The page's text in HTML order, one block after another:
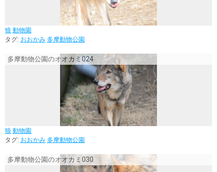
狼 動物園
タグ: おおかみ 多摩動物公園
多摩動物公園のオオカミ024
狼 動物園
タグ: おおかみ 多摩動物公園
多摩動物公園のオオカミ030